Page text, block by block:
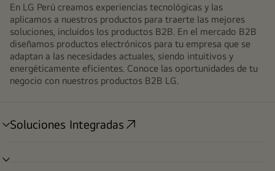
En LG Perú creamos experiencias tecnológicas y las
aplicamos a nuestros productos para traerte las mejores
soluciones, incluidos los productos B2B. En el mercado B2B
diseñamos productos electrónicos para tu empresa que se
adaptan a las necesidades actuales, siendo intuitivos y
energéticamente eficientes. Conoce las oportunidades de tu
negocio con nuestros productos B2B LG.
Soluciones Integradas
alternar
alternar